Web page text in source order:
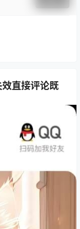
直接评论既